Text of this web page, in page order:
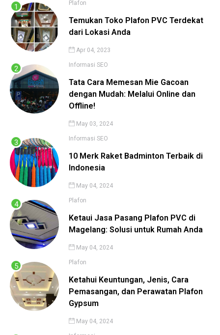
Plafon
Temukan Toko Plafon PVC Terdekat
dari Lokasi Anda
Apr 04, 2023
Informasi SEO
Tata Cara Memesan Mie Gacoan
dengan Mudah: Melalui Online dan
Offline!
May 03, 2024
Informasi SEO
10 Merk Raket Badminton Terbaik di
Indonesia
May 04, 2024
Plafon
Ketaui Jasa Pasang Plafon PVC di
Magelang: Solusi untuk Rumah Anda
May 04, 2024
Plafon
Ketahui Keuntungan, Jenis, Cara
Pemasangan, dan Perawatan Plafon
Gypsum
May 04, 2024